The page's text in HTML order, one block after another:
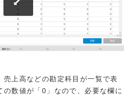
上高などの勘定科目が一覧で表
の数値が「0」なので、必要な欄に